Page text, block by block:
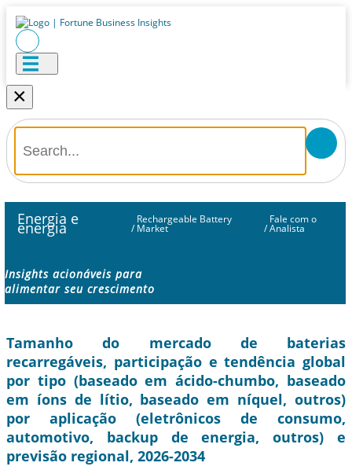
×
Energia e
energia /
Rechargeable Battery
Market /
Fale com o
Analista
Insights acionáveis ​​para
alimentar seu crescimento
Tamanho do mercado de baterias
recarregáveis, participação e tendência global
por tipo (baseado em ácido-chumbo, baseado
em íons de lítio, baseado em níquel, outros)
por aplicação (eletrônicos de consumo,
automotivo, backup de energia, outros) e
previsão regional, 2026-2034